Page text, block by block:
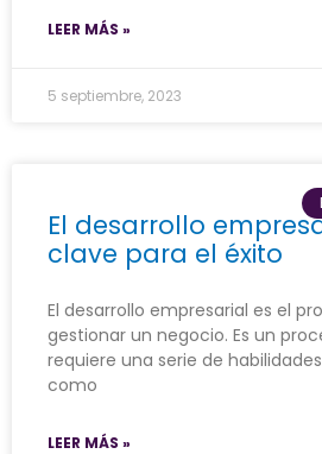
LEER MÁS »
5 septiembre, 2023
El desarrollo
clave para el éxito
El desarrollo empresarial es el
gestionar un negocio. Es un
requiere una serie de
como
LEER MÁS »